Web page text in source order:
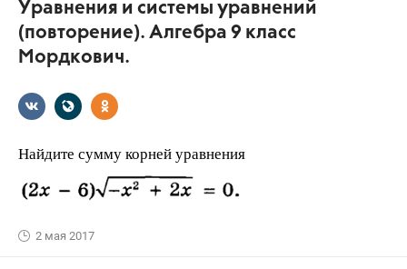
Уравнения и системы уравнений
(повторение). Алгебра 9 класс
Мордкович.
Найдите сумму корней уравнения
2 мая 2017